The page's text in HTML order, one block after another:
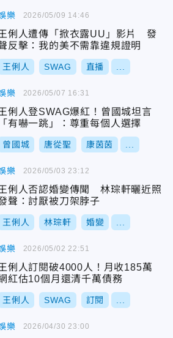
樂
俐人遭傳「掀衣露UU」影片 發
反擊：我的美不需靠違規證明
王俐人 SWAG 直播
2026/05/09 14:46
樂
俐人登SWAG爆紅！曾國城坦言
「有嚇一跳」：尊重每個人選擇
曾國城 唐從聖 康茵茵
2026/05/07 16:31
樂
俐人否認婚變傳聞 林琮軒曬近照
聲：討厭被刀架脖子
王俐人 林琮軒 婚變
2026/05/03 23:12
樂
俐人訂閱破4000人！月收185萬
紅估10個月還清千萬債務
王俐人 SWAG 訂閱
2026/05/02 22:51
樂 2026/04/30 23:00